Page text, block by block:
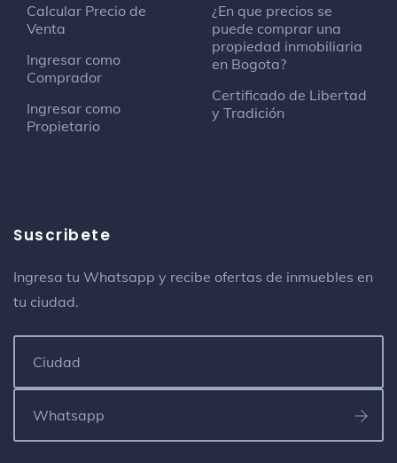
Centro de especialidades Veterinarias
Veterinario
wembley stadium quinta paredes
Calle 25 # 38 - 08
Colchones Paraiso (punto de fabrica)
Av Américas # 36 - 37
Plazoleta de Comidas
Restaurante
Calcular Precio de
Venta
Ingresar como
Comprador
Ingresar como
Propietario
¿En que precios se
puede comprar una
propiedad inmobiliaria
en Bogota?
Certificado de Libertad
y Tradición
Suscribete
Ingresa tu Whatsapp y recibe ofertas de inmuebles en
tu ciudad.